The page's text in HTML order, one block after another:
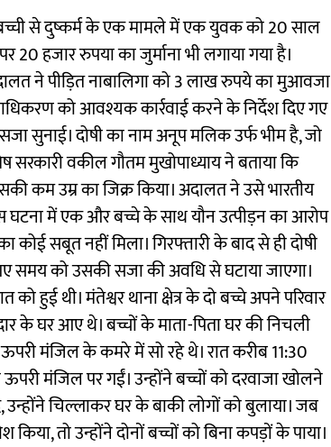
से दुष्कर्म के एक मामले में एक युवक को 20 साल
हजार रुपया का जुर्माना भी लगाया गया है।
ने पीड़ित नाबालिगा को 3 लाख रुपये का मुआवजा
को आवश्यक कार्रवाई करने के निर्देश दिए गए
सुनाई। ​दोषी का नाम अनूप मलिक उर्फ ​​भीम है, जो
वकील गौतम मुखोपाध्याय ने बताया कि
कम उम्र का जिक्र किया। अदालत ने उसे भारतीय
घटना में एक और बच्चे के साथ यौन उत्पीड़न का आरोप
सबूत नहीं मिला। गिरफ्तारी के बाद से ही दोषी
को उसकी सजा की अवधि से घटाया जाएगा।
हुई थी। मंतेश्वर थाना क्षेत्र के दो बच्चे अपने परिवार
के घर आए थे। बच्चों के माता-पिता घर की निचली
मंजिल के कमरे में सो रहे थे। रात करीब 11:30
मंजिल पर गईं। उन्होंने बच्चों को दरवाजा खोलने
चिल्लाकर घर के बाकी लोगों को बुलाया। जब
तो उन्होंने दोनों बच्चों को बिना कपड़ों के पाया।